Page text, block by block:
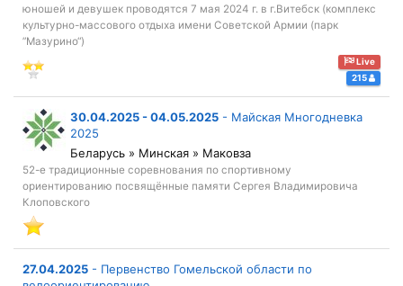
юношей и девушек проводятся 7 мая 2024 г. в г.Витебск (комплекс
культурно-массового отдыха имени Советской Армии (парк
”Мазурино“)
Live
215
30.04.2025 - 04.05.2025 - Майская Многодневка
2025
Беларусь » Минская » Маковза
52-е традиционные соревнования по спортивному
ориентированию посвящённые памяти Сергея Владимировича
Клоповского
27.04.2025 - Первенство Гомельской области по